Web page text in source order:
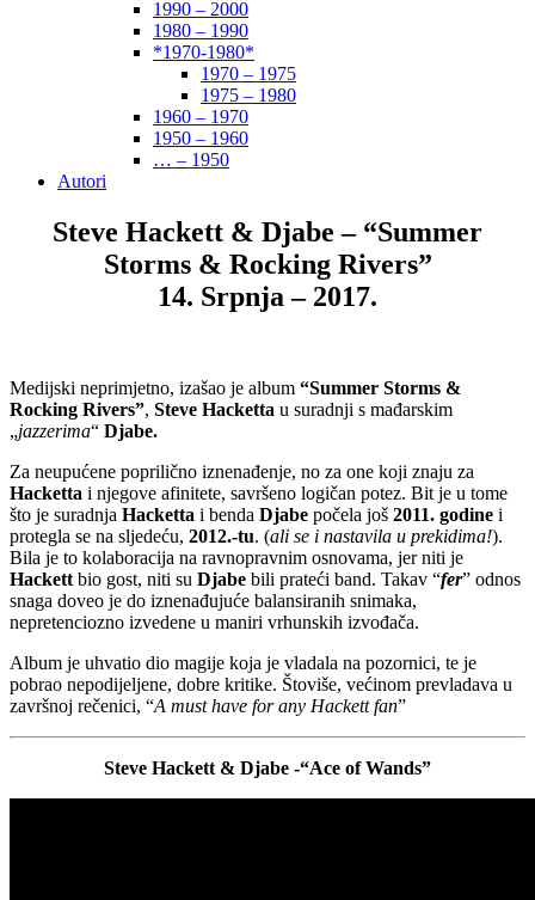
1990 – 2000
1980 – 1990
*1970-1980*
1970 – 1975
1975 – 1980
1960 – 1970
1950 – 1960
… – 1950
Autori
Steve Hackett & Djabe – “Summer
Storms & Rocking Rivers”
14. Srpnja – 2017.
Medijski neprimjetno, izašao je album “Summer Storms &
Rocking Rivers”, Steve Hacketta u suradnji s mađarskim
„jazzerima“ Djabe.
Za neupućene poprilično iznenađenje, no za one koji znaju za
Hacketta i njegove afinitete, savršeno logičan potez. Bit je u tome
što je suradnja Hacketta i benda Djabe počela još 2011. godine i
protegla se na sljedeću, 2012.-tu. (ali se i nastavila u prekidima!).
Bila je to kolaboracija na ravnopravnim osnovama, jer niti je
Hackett bio gost, niti su Djabe bili prateći band. Takav “fer” odnos
snaga doveo je do iznenađujuće balansiranih snimaka,
nepretenciozno izvedene u maniri vrhunskih izvođača.
Album je uhvatio dio magije koja je vladala na pozornici, te je
pobrao nepodijeljene, dobre kritike. Štoviše, većinom prevladava u
završnoj rečenici, “A must have for any Hackett fan”
Steve Hackett & Djabe -“Ace of Wands”